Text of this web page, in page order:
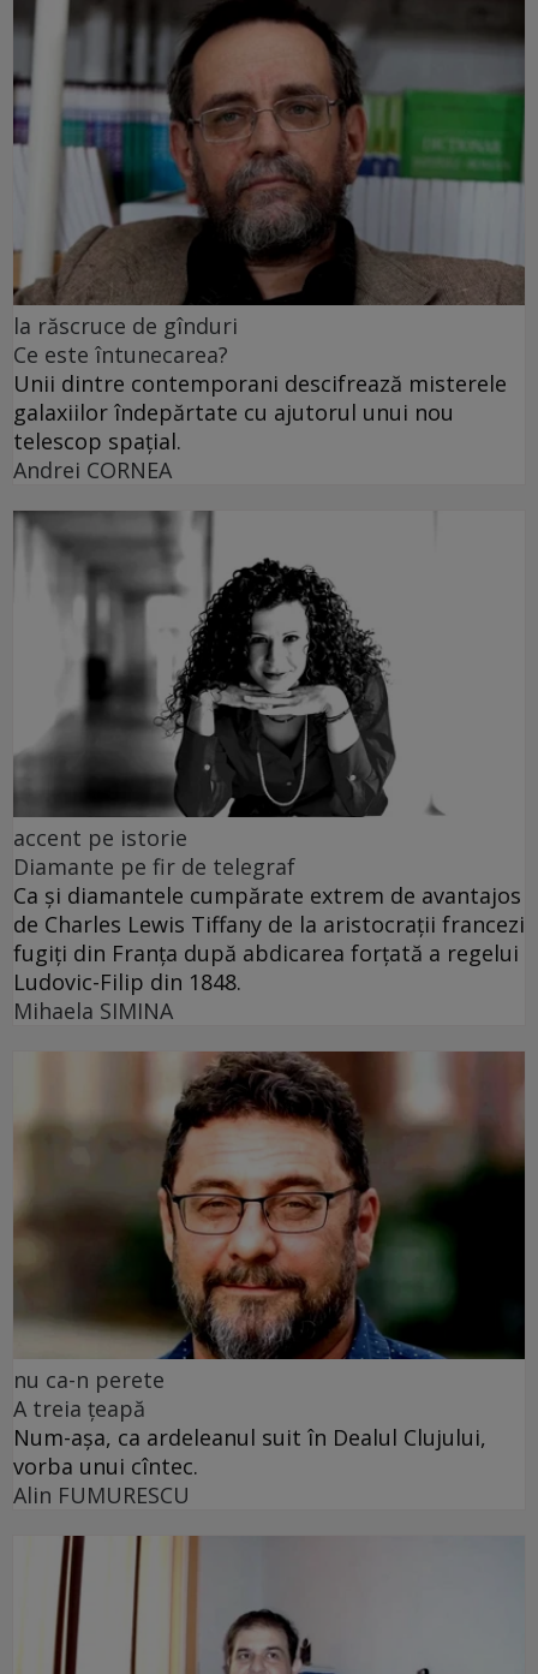
la răscruce de gînduri
Ce este întunecarea?
Unii dintre contemporani descifrează misterele
galaxiilor îndepărtate cu ajutorul unui nou
telescop spațial.
Andrei CORNEA
accent pe istorie
Diamante pe fir de telegraf
Ca și diamantele cumpărate extrem de avantajos
de Charles Lewis Tiffany de la aristocrații francezi
fugiți din Franța după abdicarea forțată a regelui
Ludovic-Filip din 1848.
Mihaela SIMINA
nu ca-n perete
A treia țeapă
Num-așa, ca ardeleanul suit în Dealul Clujului,
vorba unui cîntec.
Alin FUMURESCU